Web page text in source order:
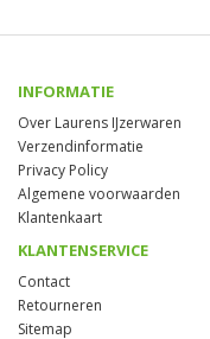
INFORMATIE
Over Laurens IJzerwaren
Verzendinformatie
Privacy Policy
Algemene voorwaarden
Klantenkaart
KLANTENSERVICE
Contact
Retourneren
Sitemap